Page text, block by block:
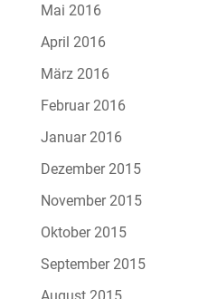
Mai 2016
April 2016
März 2016
Februar 2016
Januar 2016
Dezember 2015
November 2015
Oktober 2015
September 2015